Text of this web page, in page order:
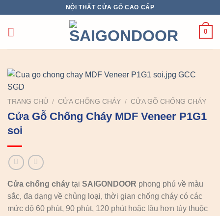
nội
NỘI THẤT CỬA GỖ CAO CẤP
0
TRANG CHỦ / CỬA CHỐNG CHÁY / CỬA GỖ CHỐNG CHÁY
Cửa Gỗ Chống Cháy MDF Veneer P1G1
soi
Cửa chống cháy tại SAIGONDOOR phong phú về màu
sắc, đa dạng về chủng loại, thời gian chống cháy có các
mức độ 60 phút, 90 phút, 120 phút hoặc lâu hơn tùy thuộc